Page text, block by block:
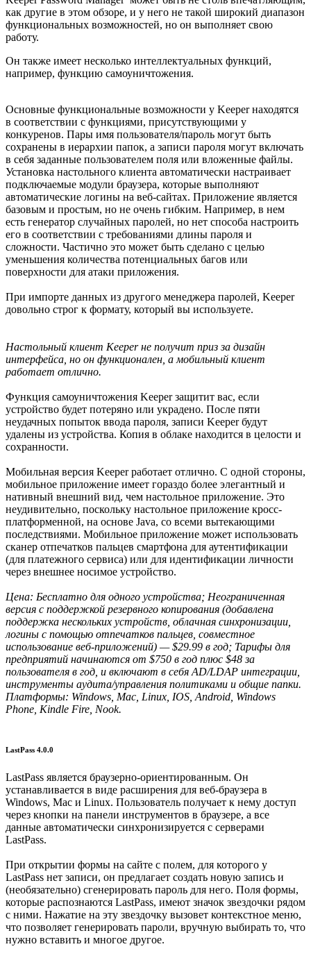
как другие в этом обзоре, и у него не такой широкий диапазон
функциональных возможностей, но он выполняет свою
работу.
Он также имеет несколько интеллектуальных функций,
например, функцию самоуничтожения.
Основные функциональные возможности у Keeper находятся
в соответствии с функциями, присутствующими у
конкуренов. Пары имя пользователя/пароль могут быть
сохранены в иерархии папок, а записи пароля могут включать
в себя заданные пользователем поля или вложенные файлы.
Установка настольного клиента автоматически настраивает
подключаемые модули браузера, которые выполняют
автоматические логины на веб-сайтах. Приложение является
базовым и простым, но не очень гибким. Например, в нем
есть генератор случайных паролей, но нет способа настроить
его в соответствии с требованиями длины пароля и
сложности. Частично это может быть сделано с целью
уменьшения количества потенциальных багов или
поверхности для атаки приложения.
При импорте данных из другого менеджера паролей, Keeper
довольно строг к формату, который вы используете.
Настольный клиент Keeper не получит приз за дизайн
интерфейса, но он функционален, а мобильный клиент
работает отлично.
Функция самоуничтожения Keeper защитит вас, если
устройство будет потеряно или украдено. После пяти
неудачных попыток ввода пароля, записи Keeper будут
удалены из устройства. Копия в облаке находится в целости и
сохранности.
Мобильная версия Keeper работает отлично. С одной стороны,
мобильное приложение имеет гораздо более элегантный и
нативный внешний вид, чем настольное приложение. Это
неудивительно, поскольку настольное приложение кросс-
платформенной, на основе Java, со всеми вытекающими
последствиями. Мобильное приложение может использовать
сканер отпечатков пальцев смартфона для аутентификации
(для платежного сервиса) или для идентификации личности
через внешнее носимое устройство.
Цена: Бесплатно для одного устройства; Неограниченная
версия с поддержкой резервного копирования (добавлена
поддержка нескольких устройств, облачная синхронизации,
логины с помощью отпечатков пальцев, совместное
использование веб-приложений) — $29.99 в год; Тарифы для
предприятий начинаются от $750 в год плюс $48 за
пользователя в год, и включают в себя AD/LDAP интеграции,
инструменты аудита/управления политиками и общие папки.
Платформы: Windows, Mac, Linux, IOS, Android, Windows
Phone, Kindle Fire, Nook.
LastPass 4.0.0
LastPass является браузерно-ориентированным. Он
устанавливается в виде расширения для веб-браузера в
Windows, Mac и Linux. Пользователь получает к нему доступ
через кнопки на панели инструментов в браузере, а все
данные автоматически синхронизируется с серверами
LastPass.
При открытии формы на сайте с полем, для которого у
LastPass нет записи, он предлагает создать новую запись и
(необязательно) сгенерировать пароль для него. Поля формы,
которые распознаются LastPass, имеют значок звездочки рядом
с ними. Нажатие на эту звездочку вызовет контекстное меню,
что позволяет генерировать пароли, вручную выбирать то, что
нужно вставить и многое другое.